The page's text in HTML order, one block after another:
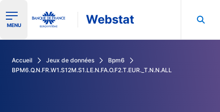
Ouvrir le menu de navigation
MENU Webstat
Accueil Jeux de données
Bpm6
BPM6.Q.N.FR.W1.S12M.S1.LE.N.FA.O.F2.T.EUR._T.N.N.ALL